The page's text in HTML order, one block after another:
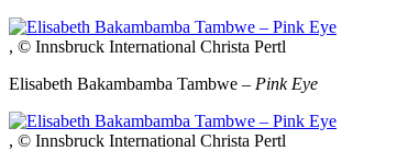
, © Innsbruck International Christa Pertl
Elisabeth Bakambamba Tambwe – Pink Eye
, © Innsbruck International Christa Pertl